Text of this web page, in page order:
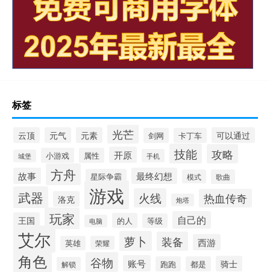
标签
云顶 元气 元素 光芒 剑网 卡丁车 可以通过
城堡 小游戏 属性 开原 手机 技能 攻略
故事 方舟 星际争霸 最终幻想 模式 歌曲
武器 洛克 游戏 火线 炮塔 热血传奇
王国 玩家 电脑 的人 等级 自己的
艾尔 英雄 荣耀 萝卜 装备 西游
角色 解锁 谷物 账号 跑跑 都是 骑士